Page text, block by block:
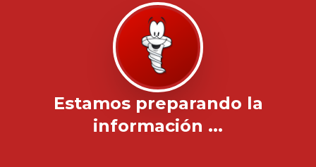
Estamos preparando la
información ...